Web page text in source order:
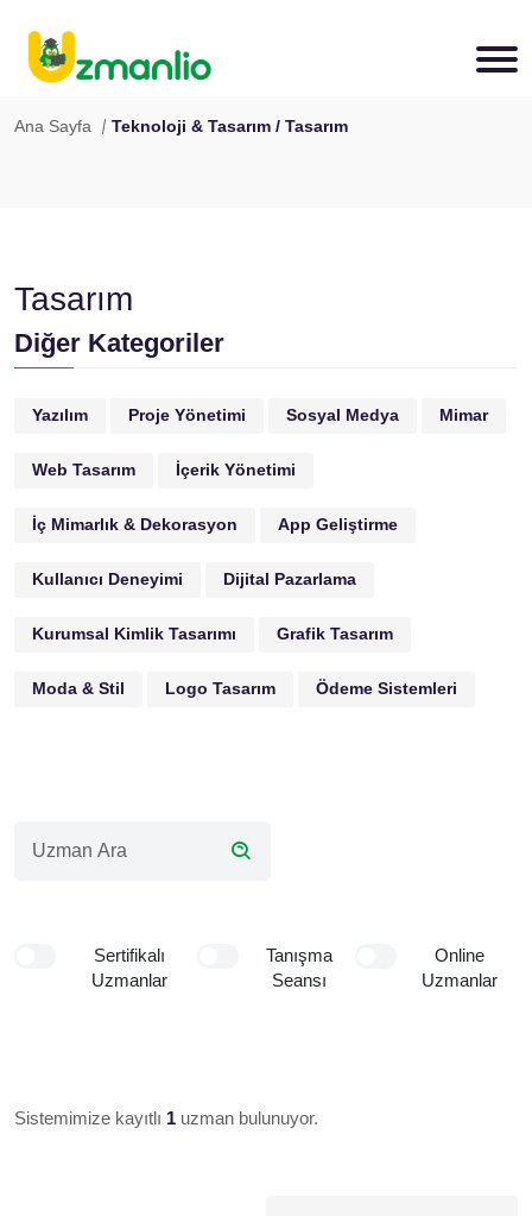
Ana Sayfa Teknoloji & Tasarım / Tasarım
Tasarım
Diğer Kategoriler
Yazılım Proje Yönetimi Sosyal Medya Mimar
Web Tasarım İçerik Yönetimi
İç Mimarlık & Dekorasyon App Geliştirme
Kullanıcı Deneyimi Dijital Pazarlama
Kurumsal Kimlik Tasarımı Grafik Tasarım
Moda & Stil Logo Tasarım Ödeme Sistemleri
Sertifikalı
Uzmanlar
Tanışma
Seansı
Online
Uzmanlar
Sistemimize kayıtlı 1 uzman bulunuyor.